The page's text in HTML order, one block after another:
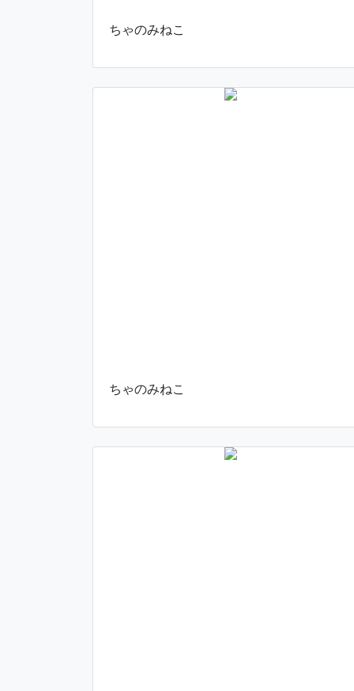
ちゃのみねこ
ちゃのみねこ